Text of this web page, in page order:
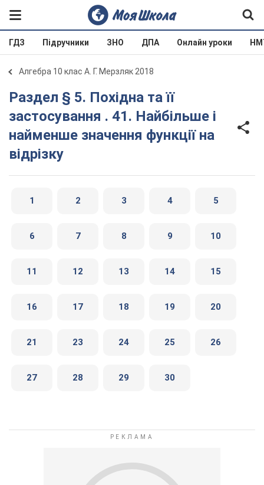
ГДЗ Підручники ЗНО ДПА Онлайн уроки
Алгебра 10 клас А. Г. Мерзляк 2018
Раздел § 5. Похідна та її
застосування . 41. Найбільше і
найменше значення функції на
відрізку
1 2 3 4 5
6 7 8 9 10
11 12 13 14 15
16 17 18 19 20
21 23 24 25 26
27 28 29 30